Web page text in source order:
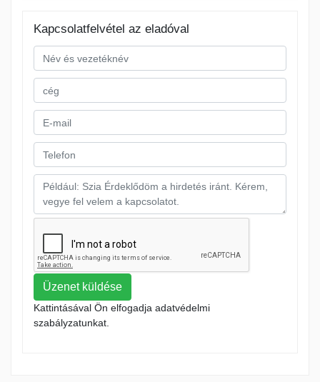
Kapcsolatfelvétel az eladóval
Üzenet küldése
Kattintásával Ön elfogadja adatvédelmi
szabályzatunkat.